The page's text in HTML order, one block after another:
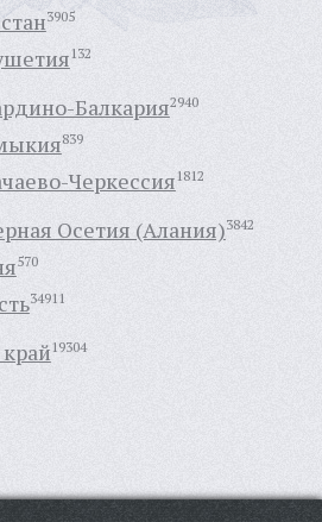
3905
132
Балкария2940
839
Черкессия1812
Осетия (Алания)3842
570
34911
19304